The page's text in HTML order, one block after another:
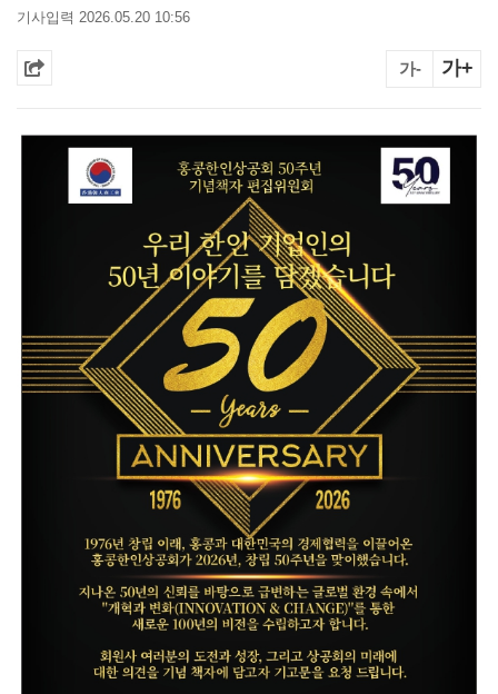
기사입력 2026.05.20 10:56
가- 가+